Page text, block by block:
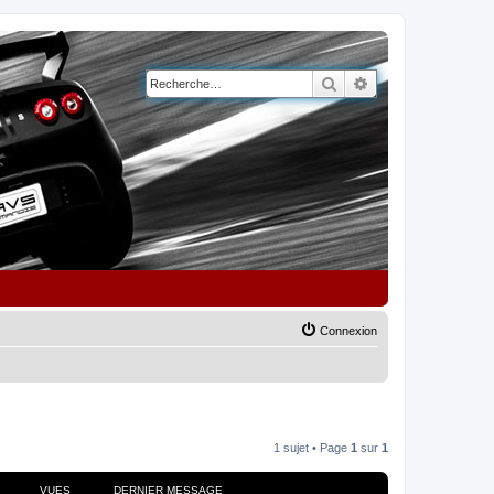
RechercherRecherche
Connexion
1 sujet • Page 1 sur 1
VUES DERNIER MESSAGE